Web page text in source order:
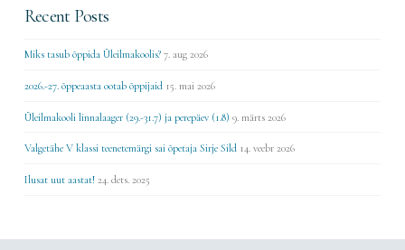
Recent Posts
Miks tasub õppida Üleilmakoolis? 7. aug 2026
2026.-27. õppeaasta ootab õppijaid 15. mai 2026
Üleilmakooli linnalaager (29.-31.7) ja perepäev (1.8) 9. märts 2026
Valgetähe V klassi teenetemärgi sai õpetaja Sirje Sild 14. veebr 2026
Ilusat uut aastat! 24. dets. 2025